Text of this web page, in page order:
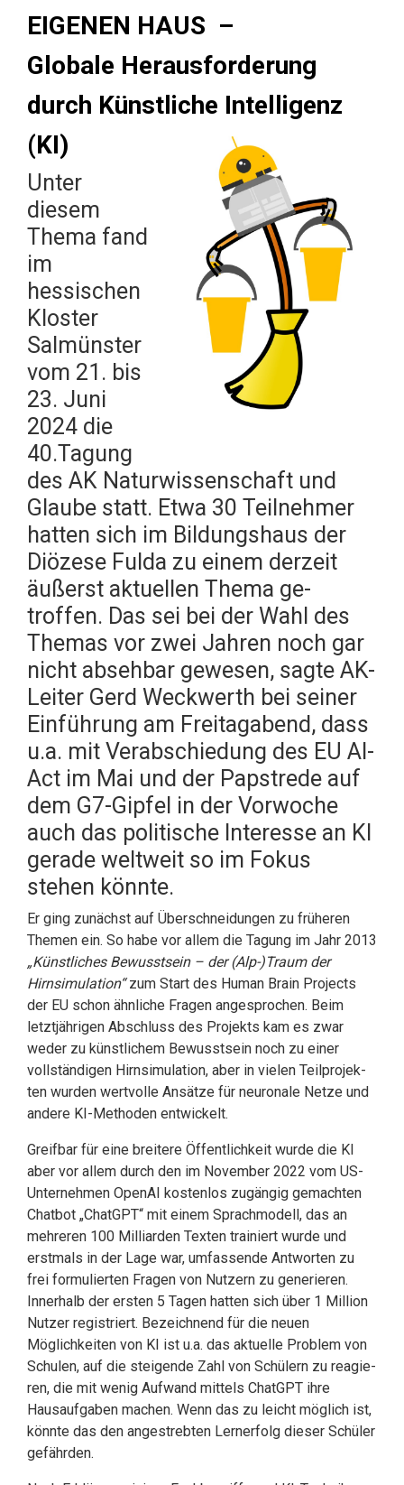
EIGENEN HAUS –
Globale Herausforderung
durch Künstliche Intelligenz
(KI)
Unter
diesem
Thema fand
im
hessischen
Kloster
Salmünster
vom 21. bis
23. Juni
2024 die
40.Tagung
des AK Naturwissenschaft und
Glaube statt. Etwa 30 Teilneh­mer
hatten sich im Bildungshaus der
Diözese Fulda zu einem derzeit
äußerst aktuellen Thema ge­
troffen. Das sei bei der Wahl des
Themas vor zwei Jahren noch gar
nicht absehbar gewe­sen, sagte AK-
Leiter Gerd Weckwerth bei seiner
Einführung am Freitagabend, dass
u.a. mit Verabschiedung des EU AI-
Act im Mai und der Papstrede auf
dem G7-Gipfel in der Vorwoche
auch das politische Interesse an KI
gerade weltweit so im Fokus
stehen könnte.
Er ging zunächst auf Überschneidungen zu früheren
Themen ein. So habe vor allem die Tagung im Jahr 2013
„Künstliches Bewusstsein – der(Alp-)Traum der
Hirnsimula­tion“zum Start des Human Brain Projects
der EU schon ähnliche Fragen angespro­chen. Beim
letztjährigen Abschluss des Projekts kam es zwar
weder zu künst­lichem Be­wusstsein noch zu einer
vollständigen Hirnsimulation, aber in vielen Teil­projek­
ten wurden wertvolle Ansätze für neuronale Netze und
andere KI-Methoden entwickelt.
Greifbar für eine breitere Öffentlichkeit wurde die KI
aber vor allem durch den im No­vem­ber 2022 vom US-
Unternehmen OpenAI kostenlos zugängig gemachten
Chatbot „ChatGPT“ mit einem Sprachmodell, das an
mehreren 100 Milliarden Texten trai­niert wurde und
erstmals in der Lage war, umfassende Antworten zu
frei formu­lierten Fra­gen von Nutzern zu generieren.
Innerhalb der ersten 5 Tagen hatten sich über 1 Mil­lion
Nutzer registriert. Bezeichnend für die neuen
Möglichkeiten von KI ist u.a. das aktuel­le Problem von
Schulen, auf die steigende Zahl von Schülern zu reagie­
ren, die mit wenig Aufwand mittels ChatGPT ihre
Hausaufga­ben machen. Wenn das zu leicht möglich ist,
könnte das den angestrebten Lernerfolg dieser Schüler
gefährden.